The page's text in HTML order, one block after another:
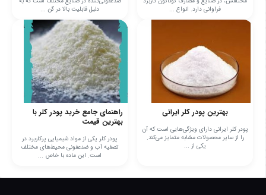
فراوانی دارد. انواع ...
دلیل قابلیت بالا در گن ...
بهترین پودر کلر ایرانی
پودر کلر ایرانی دارای ویژگی‌هایی است که آن
را از سایر محصولات مشابه متمایز می‌کند.
یکی از ...
راهنمای جامع خرید پودر کلر با
بهترین قیمت
پودر کلر یکی از مواد شیمیایی پرکاربرد در
تصفیه آب و ضدعفونی محیط‌های مختلف
است. این ماده با خاص ...